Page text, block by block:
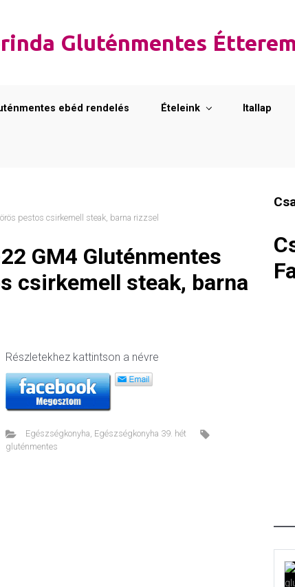
Gluténmentes
ebéd rendelés Ételeink Itallap
pestos csirkemell steak, barna rizzsel
GM4 Gluténmentes
csirkemell steak, barna
Részletekhez kattintson a névre
Egészségkonyha, Egészségkonyha 39. hét
gluténmentes